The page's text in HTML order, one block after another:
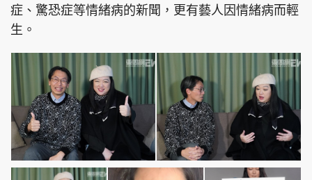
症、驚恐症等情緒病的新聞，更有藝人因情緒病而輕
生。